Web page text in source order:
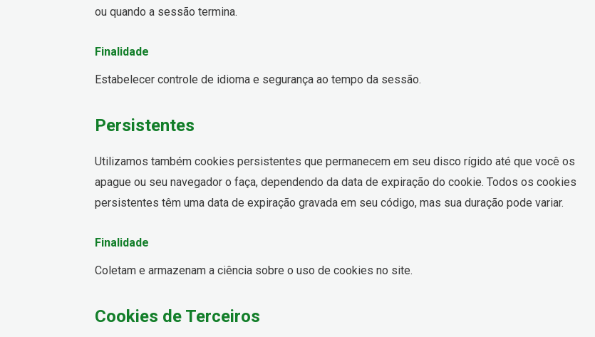
ou quando a sessão termina.
Finalidade
Estabelecer controle de idioma e segurança ao tempo da sessão.
Persistentes
Utilizamos também cookies persistentes que permanecem em seu disco rígido até que você os
apague ou seu navegador o faça, dependendo da data de expiração do cookie. Todos os cookies
persistentes têm uma data de expiração gravada em seu código, mas sua duração pode variar.
Finalidade
Coletam e armazenam a ciência sobre o uso de cookies no site.
Cookies de Terceiros